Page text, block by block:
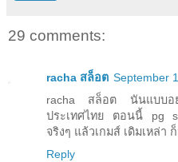
29 comments:
racha สล็อต September
racha สล็อต นันแบบ
ประเทศไทย ตอนนี้ pg
จริงๆ แล้วเกมส์ เดิมเหล่า
Reply